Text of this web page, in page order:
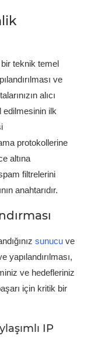
teknik temel
ve
alıcı
edilmesinin ilk
protokollerine
altına
filtrelerini
anahtarıdır.
sunucu ve
ve hedefleriniz
için kritik bir
IP